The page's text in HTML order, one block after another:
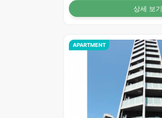
상세 보기
APARTMENT